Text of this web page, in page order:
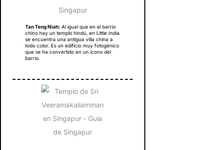
Tan Teng Niah: Al igual que en el barrio
chino hay un templo hindú, en Little India
se encuentra una antigua villa china a
todo color. Es un edificio muy fotogénico
que se ha convertido en un ícono del
barrio.